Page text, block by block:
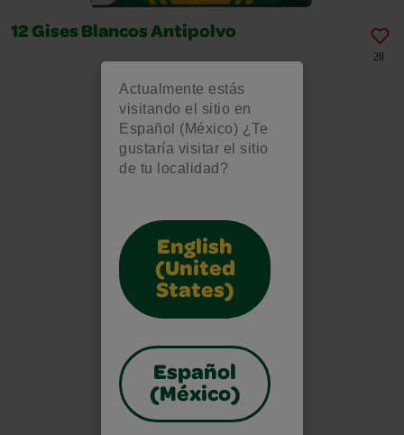
Actualmente estás
visitando el sitio en
Español (México) ¿Te
gustaría visitar el sitio
de tu localidad?
English
(United
States)
Español
(México)
12 Gises Blancos Antipolvo
28